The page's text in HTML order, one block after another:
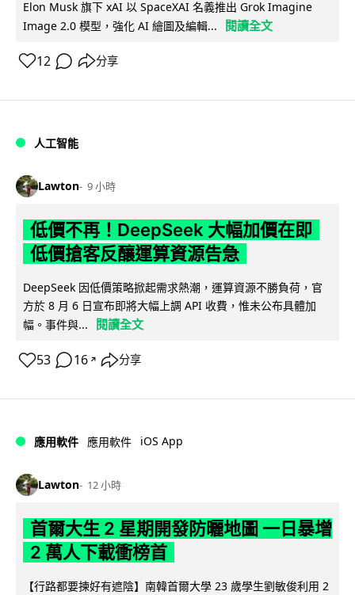
Elon Musk 旗下 xAI 以 SpaceXAI 名義推出 Grok Imagine
Image 2.0 模型，強化 AI 繪圖及編輯...
閱讀全文
12 分享
人工智能
Lawton 9 小時
低價不再！DeepSeek 大幅加價在即
低價搶客反釀運算資源告急
DeepSeek 因低價策略掀起需求熱潮，運算資源不勝負荷，官
方於 8 月 6 日宣布即將大幅上調 API 收費，惟未公布具體加
幅。事件與...
閱讀全文
53 16 ↗ 分享
應用軟件 應用軟件 iOS App
Lawton 12 小時
首爾大生 2 星期開發防曬地圖 一日暴增
2 萬人下載衝榜首
【行路都要揀好有遮陰】南韓首爾大學 23 歲學生劉敏俊利用 2